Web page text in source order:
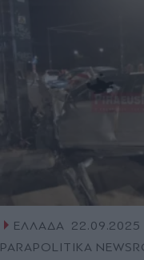
ΕΛΛΑΔΑ
22.09.2025
PARAPOLITIKA